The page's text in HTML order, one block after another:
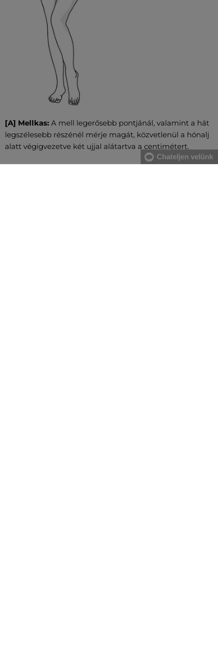
[A] Mellkas: A mell legerősebb pontjánál, valamint a hát
legszélesebb részénél mérje magát, közvetlenül a hónalj
alatt végigvezetve két ujjal alátartva a centimétert.
Chateljen velünk